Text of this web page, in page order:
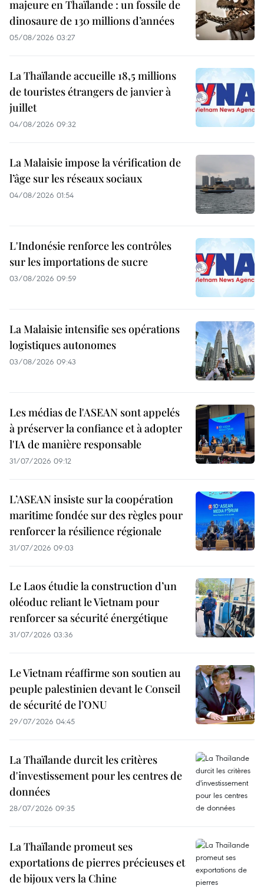
majeure en Thaïlande : un fossile de
dinosaure de 130 millions d’années
05/08/2026 03:27
La Thaïlande accueille 18,5 millions
de touristes étrangers de janvier à
juillet
04/08/2026 09:32
La Malaisie impose la vérification de
l’âge sur les réseaux sociaux
04/08/2026 01:54
L'Indonésie renforce les contrôles
sur les importations de sucre
03/08/2026 09:59
La Malaisie intensifie ses opérations
logistiques autonomes
03/08/2026 09:43
Les médias de l'ASEAN sont appelés
à préserver la confiance et à adopter
l'IA de manière responsable
31/07/2026 09:12
L’ASEAN insiste sur la coopération
maritime fondée sur des règles pour
renforcer la résilience régionale
31/07/2026 09:03
Le Laos étudie la construction d’un
oléoduc reliant le Vietnam pour
renforcer sa sécurité énergétique
31/07/2026 03:36
Le Vietnam réaffirme son soutien au
peuple palestinien devant le Conseil
de sécurité de l’ONU
29/07/2026 04:45
La Thaïlande durcit les critères
d'investissement pour les centres de
données
28/07/2026 09:35
La Thaïlande promeut ses
exportations de pierres précieuses et
de bijoux vers la Chine